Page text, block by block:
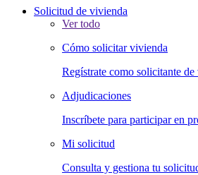
Solicitud de vivienda
Ver todo
Cómo solicitar vivienda
Regístrate como solicitante
Adjudicaciones
Inscríbete para participar en
Mi solicitud
Consulta y gestiona tu